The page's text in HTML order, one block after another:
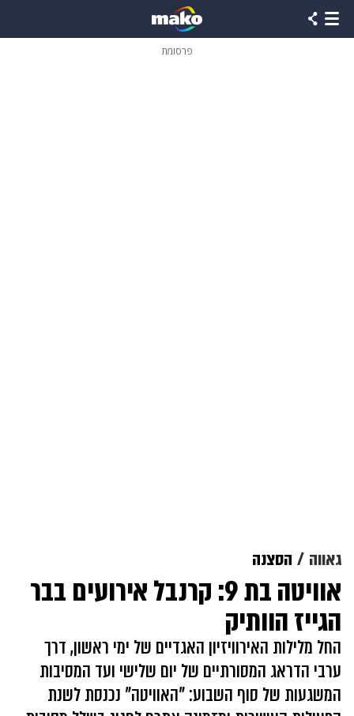
פרסומת
גאווה הסצנה
אוויטה בת 9: קרנבל אירועים בבר
הגייז הוותיק
החל מלילות האירוויזיון האגדיים של ימי ראשון, דרך
ערבי הדראג המסורתיים של יום שלישי ועד המסיבות
המשגעות של סוף השבוע: "האוויטה" נכנסת לשנת